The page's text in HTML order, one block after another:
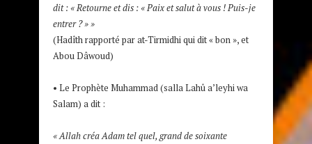
dit : « Retourne et dis : « Paix et salut à vous ! Puis-je
entrer ? »»
(Hadîth rapporté par at-Tirmidhi qui dit « bon », et
Abou Dâwoud)
• Le Prophète Muhammad (salla Lahû a’leyhi wa
Salam) a dit :
« Allah créa Adam tel quel, grand de soixante